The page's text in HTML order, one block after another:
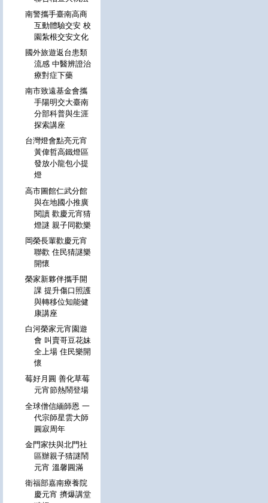
南警攜手臺南高商
互動體驗交安 校
園紮根交安文化
國外旅遊返台患類
流感 中醫辨證治
療對症下藥
南市致遠基金會攜
手陽明交大臺南
分部科普與生涯
探索講座
台灣燈會點亮元宵
黃偉哲高鐵燈區
發放小龍包小提
燈
高市圖館仁武分館
與在地國小推廣
閱讀 歡慶元宵猜
燈謎 親子同歡樂
岡榮長輩歡慶元宵
聯歡 住民猜謎樂
開懷
榮家新夥伴攜手開
課 提升傷口照護
與轉移位知能健
康講座
白河榮家元宵園遊
會 叫賣哥豆花妹
全上場 住民樂開
懷
莓好月圓 善化草莓
元宵節熱鬧登場
全球僧信緬師恩 一
代宗師星雲大師
圓寂周年
金門家扶與北門社
區辦親子猜謎鬧
元宵 溫馨圓滿
衛福部嘉南療養院
慶元宵 擠爆講堂